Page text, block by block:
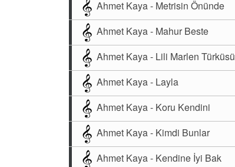
Ahmet Kaya - Metrisin Önünde
Ahmet Kaya - Mahur Beste
Ahmet Kaya - Lili Marlen Türküsü
Ahmet Kaya - Layla
Ahmet Kaya - Koru Kendini
Ahmet Kaya - Kimdi Bunlar
Ahmet Kaya - Kendine İyi Bak